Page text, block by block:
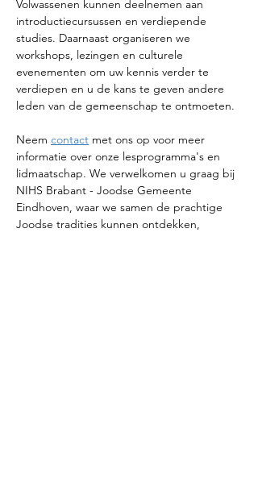
Volwassenen kunnen deelnemen aan
introductiecursussen en verdiepende
studies. Daarnaast organiseren we
workshops, lezingen en culturele
evenementen om uw kennis verder te
verdiepen en u de kans te geven andere
leden van de gemeenschap te ontmoeten.
Neem contact met ons op voor meer
informatie over onze lesprogramma's en
lidmaatschap. We verwelkomen u graag bij
NIHS Brabant - Joodse Gemeente
Eindhoven, waar we samen de prachtige
Joodse tradities kunnen ontdekken,